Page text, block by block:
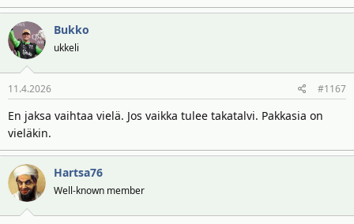
Bukko
ukkeli
11.4.2026 #1167
En jaksa vaihtaa vielä. Jos vaikka tulee takatalvi. Pakkasia on
vieläkin.
Hartsa76
Well-known member